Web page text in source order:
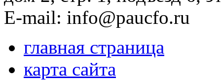
E-mail: info@paucfo.ru
главная страница
карта сайта